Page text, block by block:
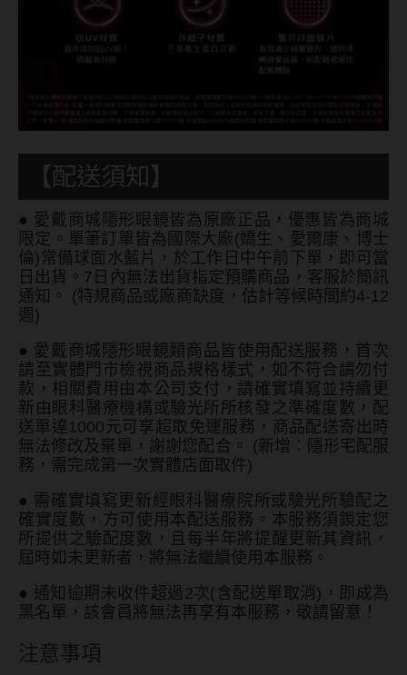
【配送須知】
● 愛戴商城隱形眼鏡皆為原廠正品，優惠皆為商城
限定。單筆訂單皆為國際大廠(嬌生、愛爾康、博士
倫)常備球面水藍片，於工作日中午前下單，即可當
日出貨。7日內無法出貨指定預購商品，客服於簡訊
通知。 (特規商品或廠商缺度，估計等候時間約4-12
週)
● 愛戴商城隱形眼鏡類商品皆使用配送服務，首次
請至實體門市檢視商品規格樣式，如不符合請勿付
款，相關費用由本公司支付，請確實填寫並持續更
新由眼科醫療機構或驗光所所核發之準確度數，配
送單達1000元可享超取免運服務，商品配送寄出時
無法修改及棄單，謝謝您配合。 (新增：隱形宅配服
務，需完成第一次實體店面取件)
● 需確實填寫更新經眼科醫療院所或驗光所驗配之
確實度數，方可使用本配送服務。本服務須鎖定您
所提供之驗配度數，且每半年將提醒更新其資訊，
屆時如未更新者，將無法繼續使用本服務。
● 通知逾期未收件超過2次(含配送單取消)，即成為
黑名單，該會員將無法再享有本服務，敬請留意！
注意事項